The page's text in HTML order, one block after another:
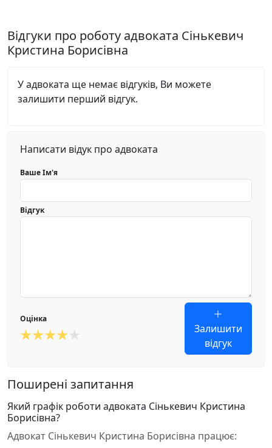
Відгуки про роботу адвоката Сінькевич
Кристина Борисівна
У адвоката ще немає відгуків, Ви можете
залишити перший відгук.
Написати відук про адвоката
Ваше Ім'я
Відгук
Оцінка
Залишити
відгук
Поширені запитання
Який графік роботи адвоката Сінькевич Кристина
Борисівна?
Адвокат Сінькевич Кристина Борисівна працює: